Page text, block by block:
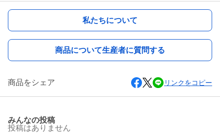
私たちについて
商品について生産者に質問する
商品をシェア リンクをコピー
みんなの投稿
投稿はありません